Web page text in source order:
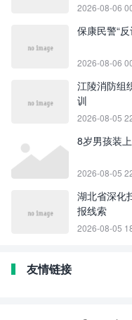
2026-08-06
保康民警“
2026-08-06
江陵消防组
训
2026-08-05
8岁男孩装
2026-08-05
湖北省深化
报线索
2026-08-05
友情链接